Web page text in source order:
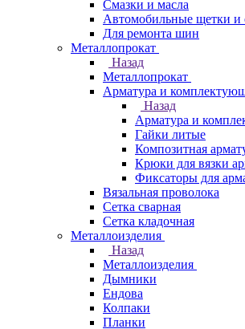
Смазки и масла
Автомобильные щетки и
Для ремонта шин
Металлопрокат
Назад
Металлопрокат
Арматура и
Назад
Арматура и
Гайки литые
Композитная
Крюки для вязки
Фиксаторы для
Вязальная проволока
Сетка сварная
Сетка кладочная
Металлоизделия
Назад
Металлоизделия
Дымники
Ендова
Колпаки
Планки